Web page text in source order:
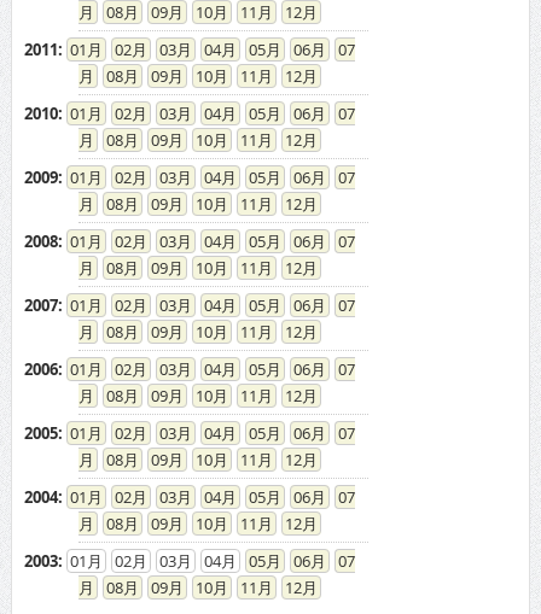
08
09 10 11
12
2011: 01 02 03 04 05 06
07
08
09 10 11
12
2010: 01 02 03 04 05 06
07
08
09 10 11
12
2009: 01 02 03 04 05 06
07
08
09 10 11
12
2008: 01 02 03 04 05 06
07
08
09 10 11
12
2007: 01 02 03 04 05 06
07
08
09 10 11
12
2006: 01 02 03 04 05 06
07
08
09 10 11
12
2005: 01 02 03 04 05 06
07
08
09 10 11
12
2004: 01 02 03 04 05 06
07
08
09 10 11
12
2003: 01 02 03 04 05 06
07
08
09 10 11 12